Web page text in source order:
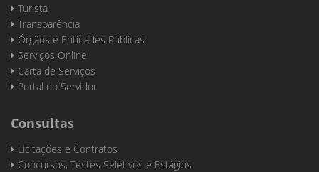
Turista
Transparência
Órgãos e Entidades Públicas
Serviços Online
Carta de Serviços
Portal do Servidor
Consultas
Licitações e Contratos
Concursos, Testes Seletivos e Estágios